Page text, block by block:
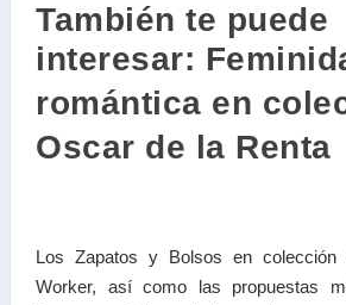
También te puede
interesar:
romántica en
Oscar de la Renta
Los Zapatos y Bolsos en
Worker, así como las propuestas